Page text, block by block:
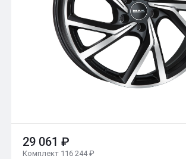
29 061 ₽
Комплект 116 244 ₽